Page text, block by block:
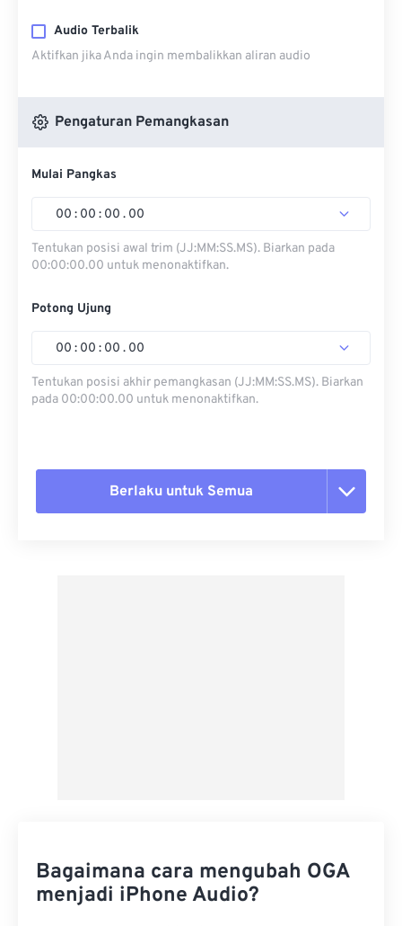
Audio Terbalik
Aktifkan jika Anda ingin membalikkan aliran audio
Pengaturan Pemangkasan
Mulai Pangkas
00 : 00 : 00 . 00
Tentukan posisi awal trim (JJ:MM:SS.MS). Biarkan pada
00:00:00.00 untuk menonaktifkan.
Potong Ujung
00 : 00 : 00 . 00
Tentukan posisi akhir pemangkasan (JJ:MM:SS.MS). Biarkan
pada 00:00:00.00 untuk menonaktifkan.
Berlaku untuk Semua
Bagaimana cara mengubah OGA
menjadi iPhone Audio?